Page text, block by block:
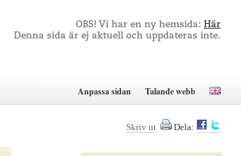
OBS! Vi har en ny hemsida: Här
Denna sida är ej aktuell och uppdateras inte.
Anpassa sidan Talande webb
Skriv ut Dela: